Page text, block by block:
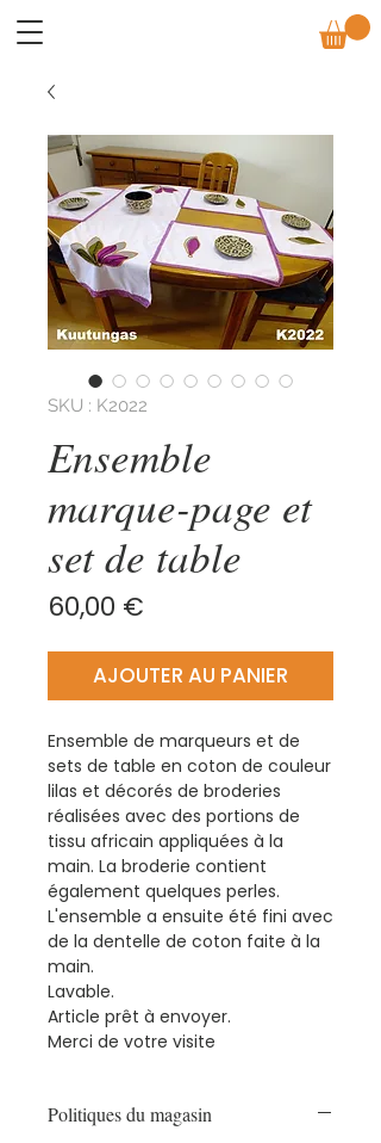
SKU : K2022
Ensemble
marque-page et
set de table
60,00 €
AJOUTER AU PANIER
Ensemble de marqueurs et de
sets de table en coton de couleur
lilas et décorés de broderies
réalisées avec des portions de
tissu africain appliquées à la
main. La broderie contient
également quelques perles.
L'ensemble a ensuite été fini avec
de la dentelle de coton faite à la
main.
Lavable.
Article prêt à envoyer.
Merci de votre visite
Politiques du magasin